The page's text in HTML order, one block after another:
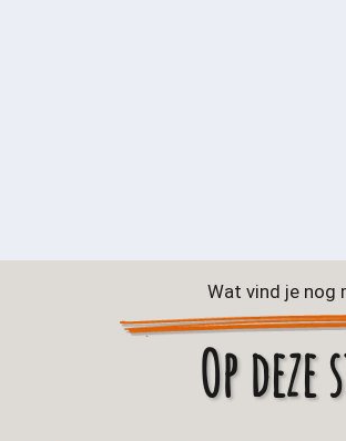
Wat vind je nog
Op deze